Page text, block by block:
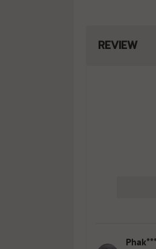
REVIEW